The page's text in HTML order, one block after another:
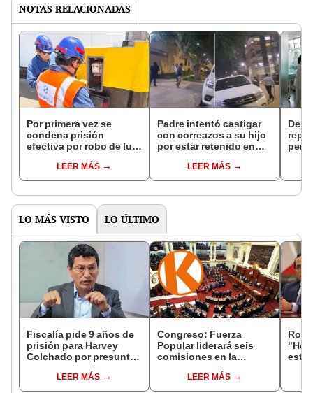
NOTAS RELACIONADAS
Por primera vez se
condena prisión
efectiva por robo de luz
LEER MÁS
Padre intentó castigar
con correazos a su hijo
por estar retenido en
TrujilloLEER MÁS
LO MÁS VISTO LO ÚLTIMO
Fiscalía pide 9 años de
prisión para Harvey
Colchado por presunta
incompatible y falsedad
ideológica
LEER MÁS
Congreso: Fuerza
Popular liderará seis
comisiones en la
LEER MÁS